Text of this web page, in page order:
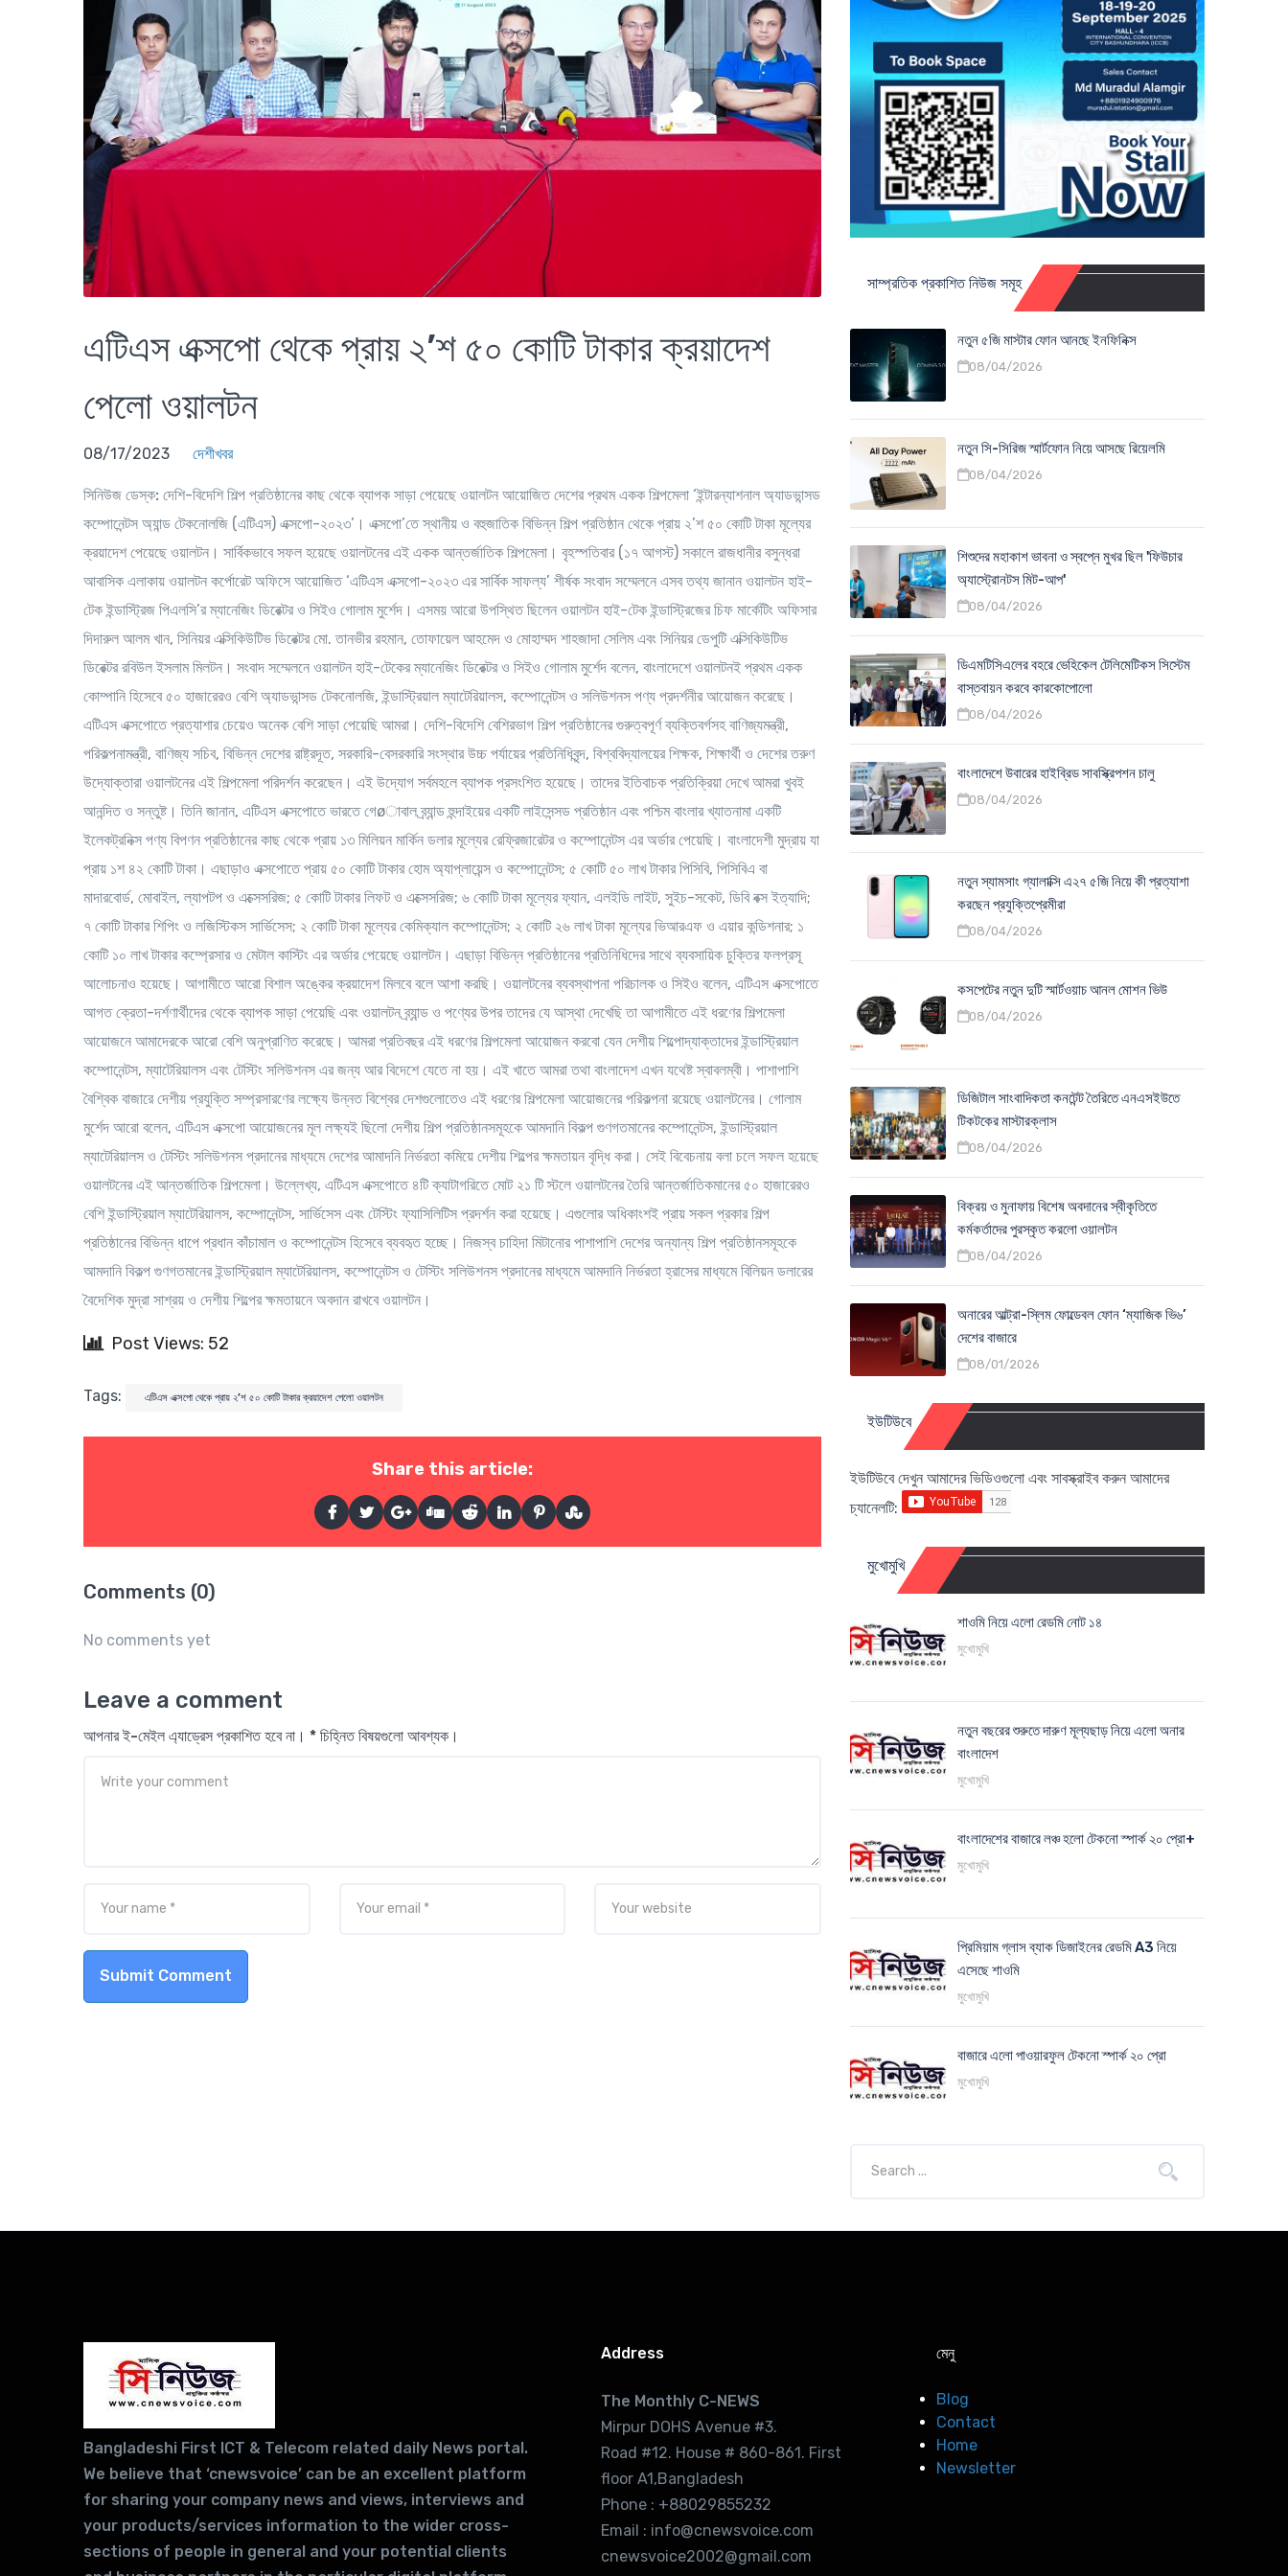
এটিএস এক্সপো থেকে প্রায় ২’শ ৫০ কোটি টাকার ক্রয়াদেশ
পেলো ওয়ালটন
08/17/2023 দেশীখবর
সিনিউজ ডেস্ক: দেশি-বিদেশি শিল্প প্রতিষ্ঠানের কাছ থেকে ব্যাপক সাড়া পেয়েছে ওয়ালটন আয়োজিত দেশের প্রথম একক শিল্পমেলা ‘ইন্টারন্যাশনাল অ্যাডভান্সড
কম্পোনেন্টস অ্যান্ড টেকনোলজি (এটিএস) এক্সপো-২০২৩’। এক্সপো’তে স্থানীয় ও বহুজাতিক বিভিন্ন শিল্প প্রতিষ্ঠান থেকে প্রায় ২’শ ৫০ কোটি টাকা মূল্যের
ক্রয়াদেশ পেয়েছে ওয়ালটন। সার্বিকভাবে সফল হয়েছে ওয়ালটনের এই একক আন্তর্জাতিক শিল্পমেলা। বৃহস্পতিবার (১৭ আগস্ট) সকালে রাজধানীর বসুন্ধরা
আবাসিক এলাকায় ওয়ালটন কর্পোরেট অফিসে আয়োজিত ‘এটিএস এক্সপো-২০২৩ এর সার্বিক সাফল্য’ শীর্ষক সংবাদ সম্মেলনে এসব তথ্য জানান ওয়ালটন হাই-
টেক ইন্ডাস্ট্রিজ পিএলসি’র ম্যানেজিং ডিরেক্টর ও সিইও গোলাম মুর্শেদ। এসময় আরো উপস্থিত ছিলেন ওয়ালটন হাই-টেক ইন্ডাস্ট্রিজের চিফ মার্কেটিং অফিসার
দিদারুল আলম খান, সিনিয়র এক্সিকিউটিভ ডিরেক্টর মো. তানভীর রহমান, তোফায়েল আহমেদ ও মোহাম্মদ শাহজাদা সেলিম এবং সিনিয়র ডেপুটি এক্সিকিউটিভ
ডিরেক্টর রবিউল ইসলাম মিলটন। সংবাদ সম্মেলনে ওয়ালটন হাই-টেকের ম্যানেজিং ডিরেক্টর ও সিইও গোলাম মুর্শেদ বলেন, বাংলাদেশে ওয়ালটনই প্রথম একক
কোম্পানি হিসেবে ৫০ হাজারেরও বেশি অ্যাডভান্সড টেকনোলজি, ইন্ডাস্ট্রিয়াল ম্যাটেরিয়ালস, কম্পোনেন্টস ও সলিউশনস পণ্য প্রদর্শনীর আয়োজন করেছে।
এটিএস এক্সপোতে প্রত্যাশার চেয়েও অনেক বেশি সাড়া পেয়েছি আমরা। দেশি-বিদেশি বেশিরভাগ শিল্প প্রতিষ্ঠানের গুরুত্বপূর্ণ ব্যক্তিবর্গসহ বাণিজ্যমন্ত্রী,
পরিকল্পনামন্ত্রী, বাণিজ্য সচিব, বিভিন্ন দেশের রাষ্ট্রদূত, সরকারি-বেসরকারি সংস্থার উচ্চ পর্যায়ের প্রতিনিধিবৃন্দ, বিশ্ববিদ্যালয়ের শিক্ষক, শিক্ষার্থী ও দেশের তরুণ
উদ্যোক্তারা ওয়ালটনের এই শিল্পমেলা পরিদর্শন করেছেন। এই উদ্যোগ সর্বমহলে ব্যাপক প্রসংশিত হয়েছে। তাদের ইতিবাচক প্রতিক্রিয়া দেখে আমরা খুবই
আনন্দিত ও সন্তুষ্ট। তিনি জানান, এটিএস এক্সপোতে ভারতে গেøাবাল ব্র্যান্ড হুন্দাইয়ের একটি লাইসেন্সড প্রতিষ্ঠান এবং পশ্চিম বাংলার খ্যাতনামা একটি
ইলেকট্রনিক্স পণ্য বিপণন প্রতিষ্ঠানের কাছ থেকে প্রায় ১৩ মিলিয়ন মার্কিন ডলার মূল্যের রেফ্রিজারেটর ও কম্পোনেন্টস এর অর্ডার পেয়েছি। বাংলাদেশী মুদ্রায় যা
প্রায় ১শ ৪২ কোটি টাকা। এছাড়াও এক্সপোতে প্রায় ৫০ কোটি টাকার হোম অ্যাপ্লায়েন্স ও কম্পোনেন্টস; ৫ কোটি ৫০ লাখ টাকার পিসিবি, পিসিবিএ বা
মাদারবোর্ড, মোবাইল, ল্যাপটপ ও এক্সেসরিজ; ৫ কোটি টাকার লিফট ও এক্সেসরিজ; ৬ কোটি টাকা মূল্যের ফ্যান, এলইডি লাইট, সুইচ-সকেট, ডিবি বক্স ইত্যাদি;
৭ কোটি টাকার শিপিং ও লজিস্টিকস সার্ভিসেস; ২ কোটি টাকা মূল্যের কেমিক্যাল কম্পোনেন্টস; ২ কোটি ২৬ লাখ টাকা মূল্যের ভিআরএফ ও এয়ার কন্ডিশনার; ১
কোটি ১০ লাখ টাকার কম্প্রেসার ও মেটাল কাস্টিং এর অর্ডার পেয়েছে ওয়ালটন। এছাড়া বিভিন্ন প্রতিষ্ঠানের প্রতিনিধিদের সাথে ব্যবসায়িক চুক্তির ফলপ্রসূ
আলোচনাও হয়েছে। আগামীতে আরো বিশাল অঙ্কের ক্রয়াদেশ মিলবে বলে আশা করছি। ওয়ালটনের ব্যবস্থাপনা পরিচালক ও সিইও বলেন, এটিএস এক্সপোতে
আগত ক্রেতা-দর্শণার্থীদের থেকে ব্যাপক সাড়া পেয়েছি এবং ওয়ালটন ব্র্যান্ড ও পণ্যের উপর তাদের যে আস্থা দেখেছি তা আগামীতে এই ধরণের শিল্পমেলা
আয়োজনে আমাদেরকে আরো বেশি অনুপ্রাণিত করেছে। আমরা প্রতিবছর এই ধরণের শিল্পমেলা আয়োজন করবো যেন দেশীয় শিল্পোদ্যাক্তাদের ইন্ডাস্ট্রিয়াল
কম্পোনেন্টস, ম্যাটেরিয়ালস এবং টেস্টিং সলিউশনস এর জন্য আর বিদেশে যেতে না হয়। এই খাতে আমরা তথা বাংলাদেশ এখন যথেষ্ট স্বাবলম্বী। পাশাপাশি
বৈশ্বিক বাজারে দেশীয় প্রযুক্তি সম্প্রসারণের লক্ষ্যে উন্নত বিশ্বের দেশগুলোতেও এই ধরণের শিল্পমেলা আয়োজনের পরিকল্পনা রয়েছে ওয়ালটনের। গোলাম
মুর্শেদ আরো বলেন, এটিএস এক্সপো আয়োজনের মূল লক্ষ্যই ছিলো দেশীয় শিল্প প্রতিষ্ঠানসমূহকে আমদানি বিকল্প গুণগতমানের কম্পোনেন্টস, ইন্ডাস্ট্রিয়াল
ম্যাটেরিয়ালস ও টেস্টিং সলিউশনস প্রদানের মাধ্যমে দেশের আমাদনি নির্ভরতা কমিয়ে দেশীয় শিল্পের ক্ষমতায়ন বৃদ্ধি করা। সেই বিবেচনায় বলা চলে সফল হয়েছে
ওয়ালটনের এই আন্তর্জাতিক শিল্পমেলা। উল্লেখ্য, এটিএস এক্সপোতে ৪টি ক্যাটাগরিতে মোট ২১ টি স্টলে ওয়ালটনের তৈরি আন্তর্জাতিকমানের ৫০ হাজারেরও
বেশি ইন্ডাস্ট্রিয়াল ম্যাটেরিয়ালস, কম্পোনেন্টস, সার্ভিসেস এবং টেস্টিং ফ্যাসিলিটিস প্রদর্শন করা হয়েছে। এগুলোর অধিকাংশই প্রায় সকল প্রকার শিল্প
প্রতিষ্ঠানের বিভিন্ন ধাপে প্রধান কাঁচামাল ও কম্পোনেন্টস হিসেবে ব্যবহৃত হচ্ছে। নিজস্ব চাহিদা মিটানোর পাশাপাশি দেশের অন্যান্য শিল্প প্রতিষ্ঠানসমূহকে
আমদানি বিকল্প গুণগতমানের ইন্ডাস্ট্রিয়াল ম্যাটেরিয়ালস, কম্পোনেন্টস ও টেস্টিং সলিউশনস প্রদানের মাধ্যমে আমদানি নির্ভরতা হ্রাসের মাধ্যমে বিলিয়ন ডলারের
বৈদেশিক মুদ্রা সাশ্রয় ও দেশীয় শিল্পের ক্ষমতায়নে অবদান রাখবে ওয়ালটন।
Post Views: 52
Tags: এটিএস এক্সপো থেকে প্রায় ২’শ ৫০ কোটি টাকার ক্রয়াদেশ পেলো ওয়ালটন
Share this article:
Comments (0)
No comments yet
Leave a comment
আপনার ই-মেইল এ্যাড্রেস প্রকাশিত হবে না। * চিহ্নিত বিষয়গুলো আবশ্যক।
Submit Comment
সাম্প্রতিক প্রকাশিত নিউজ সমূহ
নতুন ৫জি মাস্টার ফোন আনছে ইনফিনিক্স
08/04/2026
নতুন সি-সিরিজ স্মার্টফোন নিয়ে আসছে রিয়েলমি
08/04/2026
শিশুদের মহাকাশ ভাবনা ও স্বপ্নে মুখর ছিল 'ফিউচার
অ্যাস্ট্রোনটস মিট-আপ'
08/04/2026
ডিএমটিসিএলের বহরে ভেহিকেল টেলিমেটিকস সিস্টেম
বাস্তবায়ন করবে কারকোপোলো
08/04/2026
বাংলাদেশে উবারের হাইব্রিড সাবস্ক্রিপশন চালু
08/04/2026
নতুন স্যামসাং গ্যালাক্সি এ২৭ ৫জি নিয়ে কী প্রত্যাশা
করছেন প্রযুক্তিপ্রেমীরা
08/04/2026
কসপেটের নতুন দুটি স্মার্টওয়াচ আনল মোশন ভিউ
08/04/2026
ডিজিটাল সাংবাদিকতা কনটেন্ট তৈরিতে এনএসইউতে
টিকটকের মাস্টারক্লাস
08/04/2026
বিক্রয় ও মুনাফায় বিশেষ অবদানের স্বীকৃতিতে
কর্মকর্তাদের পুরস্কৃত করলো ওয়ালটন
08/04/2026
অনারের আল্ট্রা-স্লিম ফোল্ডেবল ফোন ‘ম্যাজিক ভি৬’
দেশের বাজারে
08/01/2026
ইউটিউবে
ইউটিউবে দেখুন আমাদের ভিডিওগুলো এবং সাবস্ক্রাইব করুন আমাদের
চ্যানেলটি:
মুখোমুখি
শাওমি নিয়ে এলো রেডমি নোট ১৪
মুখোমুখি
নতুন বছরের শুরুতে দারুণ মূল্যছাড় নিয়ে এলো অনার
বাংলাদেশ
মুখোমুখি
বাংলাদেশের বাজারে লঞ্চ হলো টেকনো স্পার্ক ২০ প্রো+
মুখোমুখি
প্রিমিয়াম গ্লাস ব্যাক ডিজাইনের রেডমি A3 নিয়ে
এসেছে শাওমি
মুখোমুখি
বাজারে এলো পাওয়ারফুল টেকনো স্পার্ক ২০ প্রো
মুখোমুখি
Bangladeshi First ICT & Telecom related daily News portal.
We believe that ‘cnewsvoice’ can be an excellent platform
for sharing your company news and views, interviews and
your products/services information to the wider cross-
sections of people in general and your potential clients
Address
The Monthly C-NEWS
Mirpur DOHS Avenue #3.
Road #12. House # 860-861. First
floor A1,Bangladesh
Phone : +88029855232
Email : info@cnewsvoice.com
cnewsvoice2002@gmail.com
মেনু
Blog
Contact
Home
Newsletter